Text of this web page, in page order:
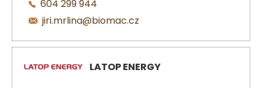
604 299 944
jiri.mrlina@biomac.cz
LATOP ENERGY